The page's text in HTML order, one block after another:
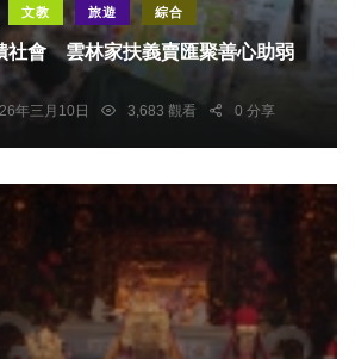
文教 旅遊 綜合
社會 雲林家扶義賣匯聚善心助弱
年三月10日 3,683 觀看 0 分享